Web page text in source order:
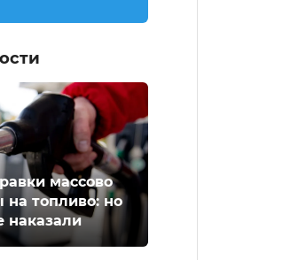
массово
топливо: но
наказали